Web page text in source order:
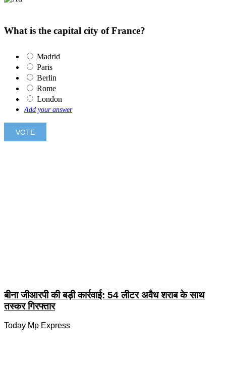
What is the capital city of France?
Madrid
Paris
Berlin
Rome
London
Add your answer
बीना जीआरपी की बड़ी कार्रवाई: 54 लीटर अवैध शराब के साथ
तस्कर गिरफ्तार
Today Mp Express